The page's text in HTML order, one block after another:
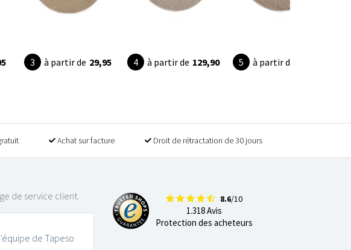
à partir de 29,95 à partir de 129,90 à partir de
Achat sur facture Droit de rétractation de 30 jours
de service client.
de Tapeso
8.6/10
1.318 Avis
Protection des acheteurs